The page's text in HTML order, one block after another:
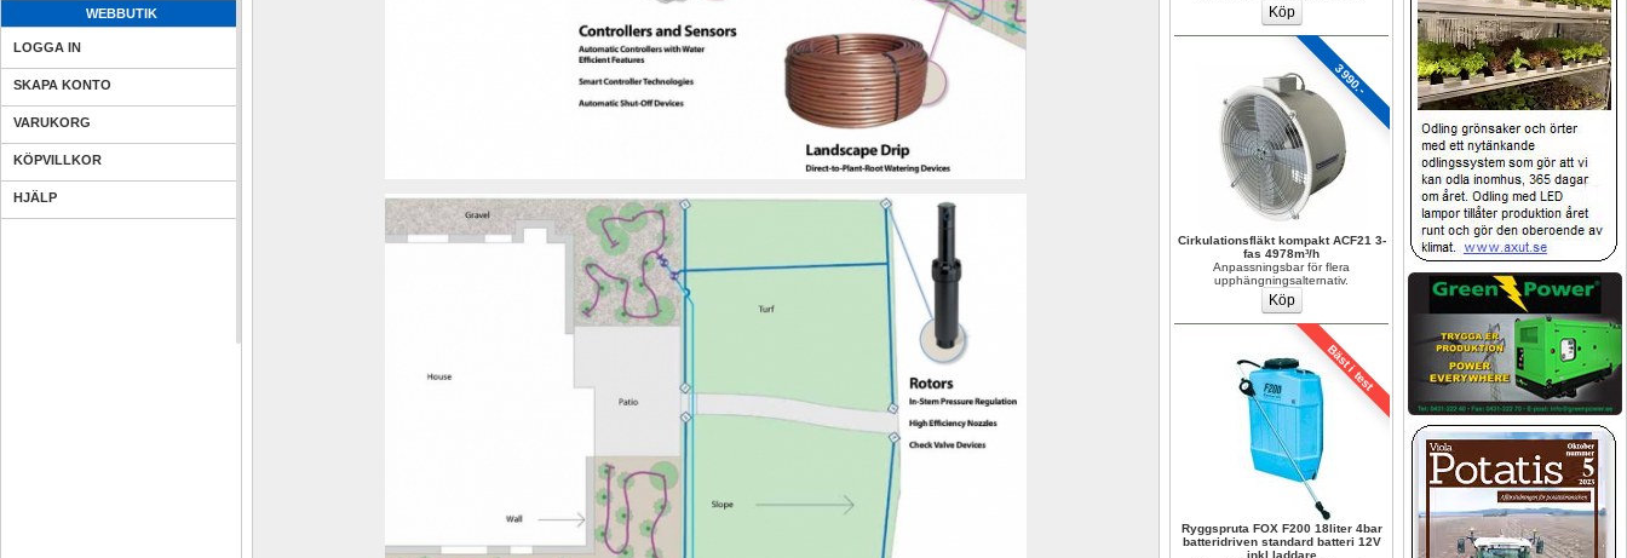
WEBBUTIK
LOGGA IN
SKAPA KONTO
VARUKORG
KÖPVILLKOR
HJÄLP
3990.-
Cirkulationsfläkt kompakt ACF21 3-
fas 4978m³/h
Anpassningsbar för flera
upphängningsalternativ.
Bäst i test
Ryggspruta FOX F200 18liter 4bar
batteridriven standard batteri 12V
inkl laddare